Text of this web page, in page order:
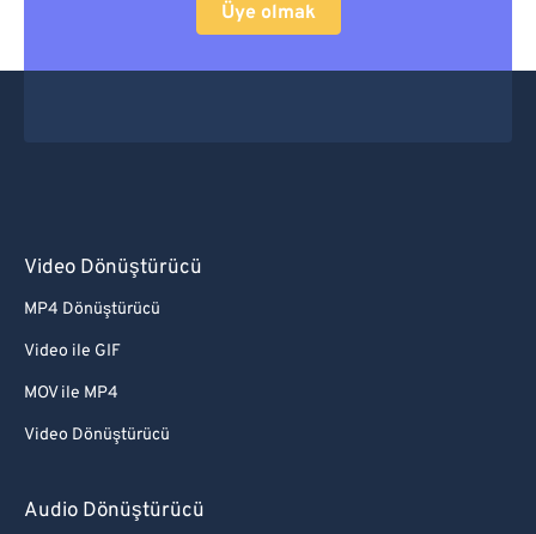
Üye olmak
Video Dönüştürücü
MP4 Dönüştürücü
Video ile GIF
MOV ile MP4
Video Dönüştürücü
Audio Dönüştürücü